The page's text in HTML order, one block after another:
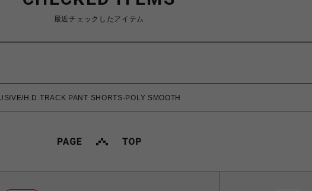
最近チェックしたアイテム
H.D.TRACK PANT SHORTS-POLY SMOOTH